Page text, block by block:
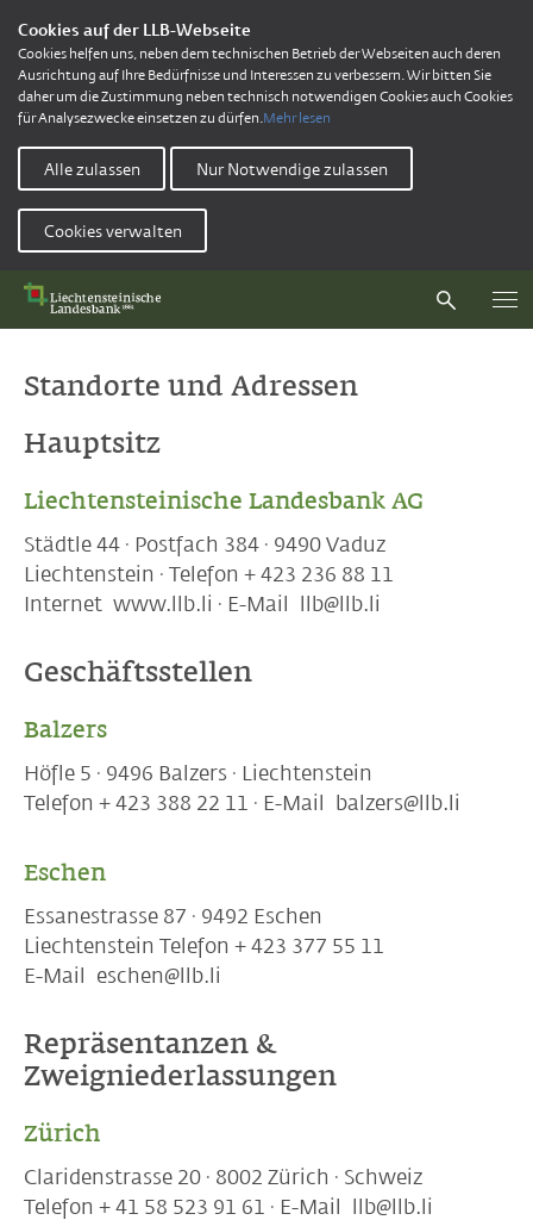
Cookies auf der LLB-Webseite
Cookies helfen uns, neben dem technischen Betrieb der Webseiten auch deren
Ausrichtung auf Ihre Bedürfnisse und Interessen zu verbessern. Wir bitten Sie
daher um die Zustimmung neben technisch notwendigen Cookies auch Cookies
für Analysezwecke einsetzen zu dürfen.Mehr lesen
Alle zulassen Nur Notwendige zulassen
Cookies verwalten
Standorte und Adressen
Hauptsitz
Liechtensteinische Landesbank AG
Städtle 44 · Postfach 384 · 9490 Vaduz
Liechtenstein · Telefon + 423 236 88 11
Internet www.llb.li · E-Mail llb@llb.li
Geschäftsstellen
Balzers
Höfle 5 · 9496 Balzers · Liechtenstein
Telefon + 423 388 22 11 · E-Mail balzers@llb.li
Eschen
Essanestrasse 87 · 9492 Eschen
Liechtenstein Telefon + 423 377 55 11
E-Mail eschen@llb.li
Repräsentanzen &
Zweigniederlassungen
Zürich
Claridenstrasse 20 · 8002 Zürich · Schweiz
Telefon + 41 58 523 91 61 · E-Mail llb@llb.li